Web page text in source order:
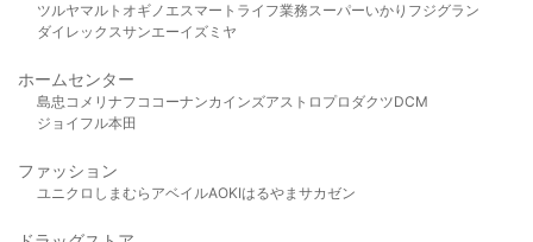
ツルヤマルト オギノ エスマート ライフ業務スーパーいかり フジグラン
ダイレックスサンエーイズミヤ
ホームセンター
島忠 コメリ ナフコ コーナンカインズアストロプロダクツDCM
ジョイフル本田
ファッション
ユニクロ しまむら アベイルAOKIはるやま サカゼン